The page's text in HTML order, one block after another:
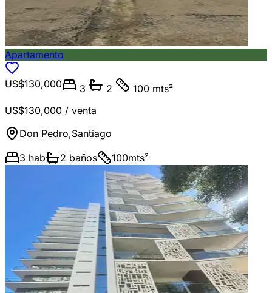
Apartamento
US$130,000 3 2
100 mts²
US$130,000 / venta
Don Pedro,Santiago
3 hab 2 baños 100mts²